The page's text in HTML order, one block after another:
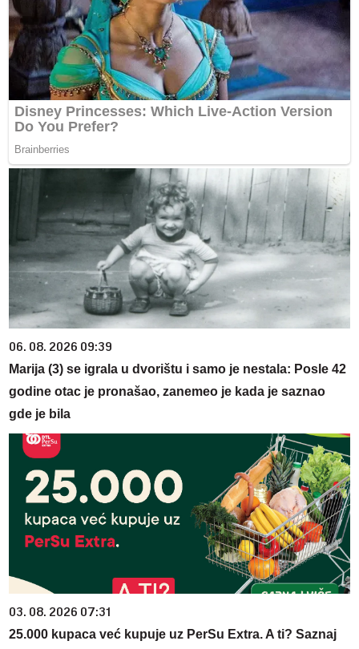
06. 08. 2026 09:39
Marija (3) se igrala u dvorištu i samo je nestala: Posle 42
godine otac je pronašao, zanemeo je kada je saznao
gde je bila
03. 08. 2026 07:31
25.000 kupaca već kupuje uz PerSu Extra. A ti? Saznaj